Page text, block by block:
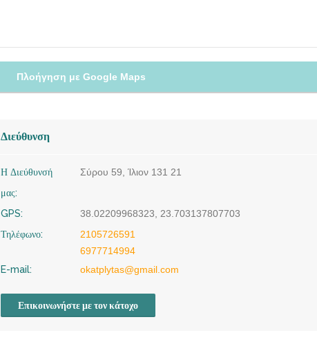
Πλοήγηση με Google Maps
Διεύθυνση
Η Διεύθυνσή
μας:
Σύρου 59, Ίλιον 131 21
GPS:
38.02209968323, 23.703137807703
Τηλέφωνο:
2105726591
6977714994
E-mail:
okatplytas@gmail.com
Επικοινωνήστε με τον κάτοχο